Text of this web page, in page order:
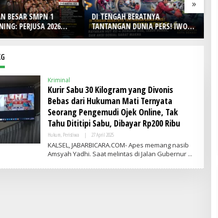
»
BERATNYA
DUNIA PERS! IWO
Kota Bekasi Rayakan
Aksi Sosial Sarat
Lomba Foto LRT Hadirkan
Hadiah Menarik, Ini Syaratnya
Kriminal
Kurir Sabu 30 Kilogram yang Divonis
Bebas dari Hukuman Mati Ternyata
Seorang Pengemudi Ojek Online, Tak
Tahu Dititipi Sabu, Dibayar Rp200 Ribu
Hukum, Peristiwa | 27 April 2025O
L
E
H
D
KALSEL, JABARBICARA.COM- Apes memang nasib
Amsyah Yadhi. Saat melintas di Jalan Gubernur